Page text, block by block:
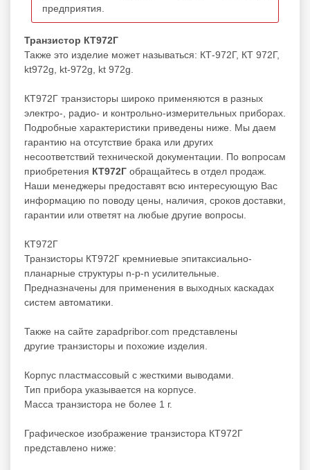
предприятия.
Транзистор КТ972Г
Также это изделие может называться: КТ-972Г, КТ 972Г,
kt972g, kt-972g, kt 972g.
КТ972Г транзисторы широко применяются в разных
электро-, радио- и контрольно-измерительных приборах.
Подробные характеристики приведены ниже. Мы даем
гарантию на отсутствие брака или других
несоответствий технической документации. По вопросам
приобретения КТ972Г обращайтесь в отдел продаж.
Наши менеджеры предоставят всю интересующую Вас
информацию по поводу цены, наличия, сроков доставки,
гарантии или ответят на любые другие вопросы.
КТ972Г
Транзисторы КТ972Г кремниевые эпитаксиально-
планарные структуры n-p-n усилительные.
Предназначены для применения в выходных каскадах
систем автоматики.
Также на сайте zapadpribor.com представлены
другие транзисторы и похожие изделия.
Корпус пластмассовый с жесткими выводами.
Тип прибора указывается на корпусе.
Масса транзистора не более 1 г.
Графическое изображение транзистора КТ972Г
представлено ниже: